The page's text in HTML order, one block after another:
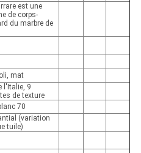
est une
de corps-
du marbre de
mat
l'Italie, 9
de texture
70
(variation
tuile)